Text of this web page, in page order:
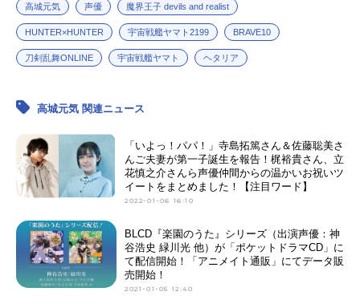
高城元気 声優 魔界王子 devils and realist
HUNTER×HUNTER 宇宙戦艦ヤマト2199 BRAVE10
刀剣乱舞ONLINE 宇宙戦艦ヤマト ヘタリア
高城元気 関連ニュース
「いよっ！パパ！」寺島拓篤さん＆佐藤聡美さ
んご夫妻が第一子誕生を報告！梶裕貴さん、立
花慎之介さんら声優仲間からの温かいお祝いツ
イートをまとめました！【注目ワード】
2022-01-06 16:10
BLCD『楽園のうた』シリーズ（出演声優：神
谷浩史 緑川光 他）が「ポケットドラマCD」に
て配信開始！「アニメイト通販」にてデータ販
売開始！
2021-01-05 12:40